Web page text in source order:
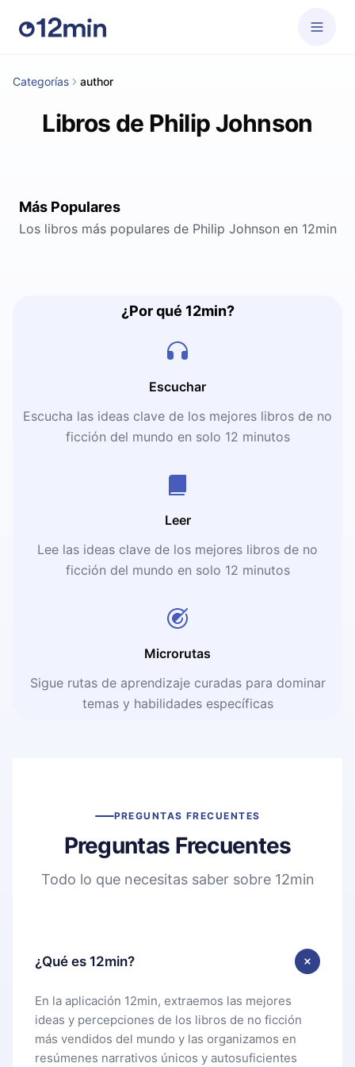
Categorías author
Libros de Philip Johnson
Más Populares
Los libros más populares de Philip Johnson en 12min
¿Por qué 12min?
Escuchar
Escucha las ideas clave de los mejores libros de no
ficción del mundo en solo 12 minutos
Leer
Lee las ideas clave de los mejores libros de no
ficción del mundo en solo 12 minutos
Microrutas
Sigue rutas de aprendizaje curadas para dominar
temas y habilidades específicas
PREGUNTAS FRECUENTES
Preguntas Frecuentes
Todo lo que necesitas saber sobre 12min
¿Qué es 12min?
En la aplicación 12min, extraemos las mejores
ideas y percepciones de los libros de no ficción
más vendidos del mundo y las organizamos en
resúmenes narrativos únicos y autosuficientes